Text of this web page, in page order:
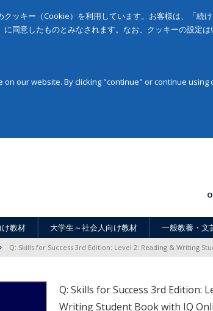
ッキー（Cookie）を利用しています。お客様は、「続
同意したものとみなされます。なお、クッキーの設定は
our website. By clicking "continue" or continue
教材 大学生～社会人向け教材 一般教養・文
Q: Skills for Success 3rd Edition: Level 2: Reading & Writing
Q: Skills for Success 3rd Edition:
Writing Student Book with IQ